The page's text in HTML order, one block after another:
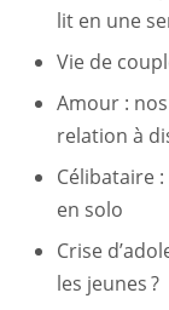
lit en une
Vie de
Amour :
relation à
Célibataire
en solo
Crise
les jeunes ?